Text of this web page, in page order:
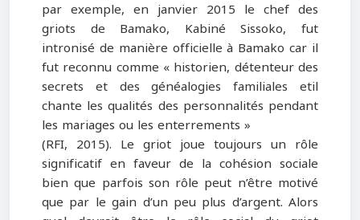
par exemple, en janvier 2015 le chef des
griots de Bamako, Kabiné Sissoko, fut
intronisé de manière officielle à Bamako car il
fut reconnu comme « historien, détenteur des
secrets et des généalogies familiales etil
chante les qualités des personnalités pendant
les mariages ou les enterrements »
(RFI, 2015). Le griot joue toujours un rôle
significatif en faveur de la cohésion sociale
bien que parfois son rôle peut n’être motivé
que par le gain d’un peu plus d’argent. Alors